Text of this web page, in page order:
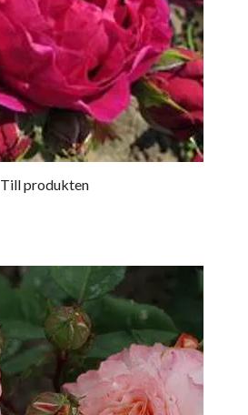
Till produkten